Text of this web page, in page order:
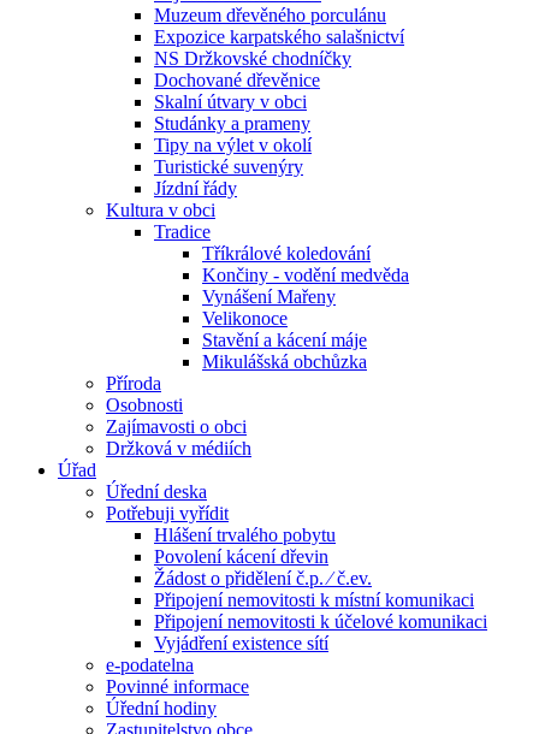
Muzeum dřevěného porculánu
Expozice karpatského salašnictví
NS Držkovské chodníčky
Dochované dřevěnice
Skalní útvary v obci
Studánky a prameny
Tipy na výlet v okolí
Turistické suvenýry
Jízdní řády
Kultura v obci
Tradice
Tříkrálové koledování
Končiny - vodění medvěda
Vynášení Mařeny
Velikonoce
Stavění a kácení máje
Mikulášská obchůzka
Příroda
Osobnosti
Zajímavosti o obci
Držková v médiích
Úřad
Úřední deska
Potřebuji vyřídit
Hlášení trvalého pobytu
Povolení kácení dřevin
Žádost o přidělení č.p. ⁄ č.ev.
Připojení nemovitosti k místní komunikaci
Připojení nemovitosti k účelové komunikaci
Vyjádření existence sítí
e-podatelna
Povinné informace
Úřední hodiny
Zastupitelstvo obce